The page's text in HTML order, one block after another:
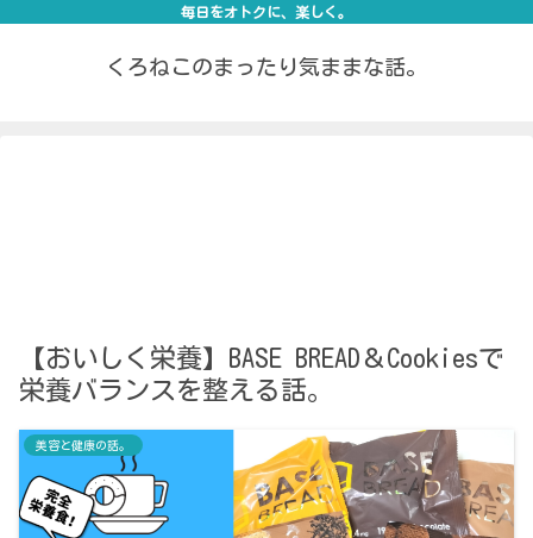
毎日をオトクに、楽しく。
くろねこのまったり気ままな話。
【おいしく栄養】BASE BREAD＆Cookiesで
栄養バランスを整える話。
美容と健康の話。